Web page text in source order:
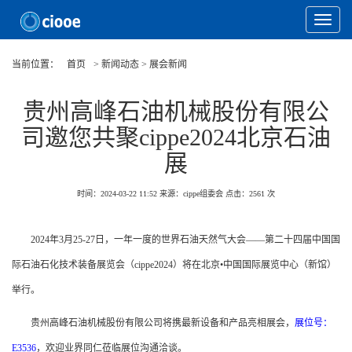
Toggle
当前位置：
首页 > 新闻动态 > 展会新闻
贵州高峰石油机械股份有限公
司邀您共聚cippe2024北京石油
展
时间：2024-03-22 11:52 来源：cippe组委会 点击： 2561 次
2024年3月25-27日，一年一度的世界石油天然气大会——第二十四届中国国
际石油石化技术装备展览会（cippe2024）将在北京•中国国际展览中心（新馆）
举行。
贵州高峰石油机械股份有限公司将携最新设备和产品亮相展会， 展位号：
E3536，欢迎业界同仁莅临展位沟通洽谈。